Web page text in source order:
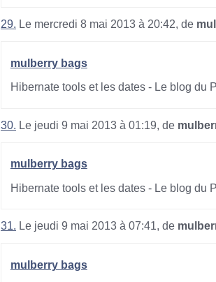
29. Le mercredi 8 mai 2013 à 20:42, de
mulberry bags
Hibernate tools et les dates - Le blog du
30. Le jeudi 9 mai 2013 à 01:19, de
mulberry bags
Hibernate tools et les dates - Le blog du
31. Le jeudi 9 mai 2013 à 07:41, de
mulberry bags